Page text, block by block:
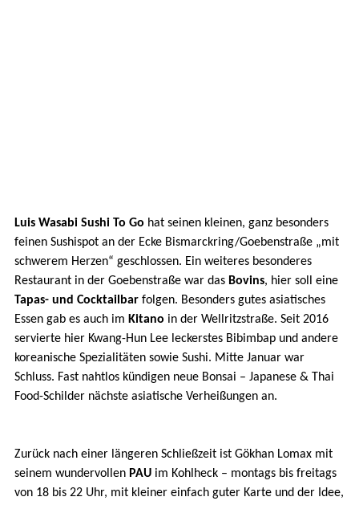
Luis Wasabi Sushi To Go hat seinen kleinen, ganz besonders
feinen Sushispot an der Ecke Bismarckring/Goebenstraße „mit
schwerem Herzen“ geschlossen. Ein weiteres besonderes
Restaurant in der Goebenstraße war das Bovins, hier soll eine
Tapas- und Cocktailbar folgen. Besonders gutes asiatisches
Essen gab es auch im Kitano in der Wellritzstraße. Seit 2016
servierte hier Kwang-Hun Lee leckerstes Bibimbap und andere
koreanische Spezialitäten sowie Sushi. Mitte Januar war
Schluss. Fast nahtlos kündigen neue Bonsai – Japanese & Thai
Food-Schilder nächste asiatische Verheißungen an.
Zurück nach einer längeren Schließzeit ist Gökhan Lomax mit
seinem wundervollen PAU im Kohlheck – montags bis freitags
von 18 bis 22 Uhr, mit kleiner einfach guter Karte und der Idee,